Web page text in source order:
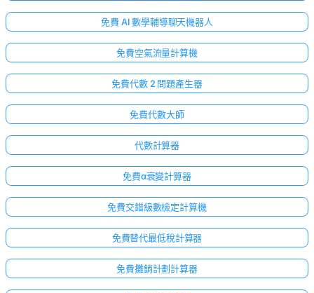
免費 AI 數學輔導聊天機器人
免費空氣流量計算機
免費代數 2 問題產生器
免費代數大師
代數計算器
免費α衰變計算器
免費交錯級數檢定計算機
免費替代最低稅計算器
免費攤銷計劃計算器